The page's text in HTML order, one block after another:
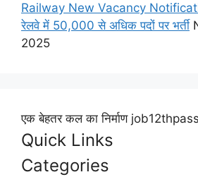
Railway New Vacancy
रेलवे में 50,000 से अधिक पदों पर भर्ती
2025
एक बेहतर कल का निर्माण
Quick Links
Categories